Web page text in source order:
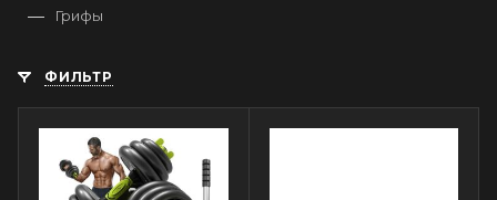
— Грифы
ФИЛЬТР